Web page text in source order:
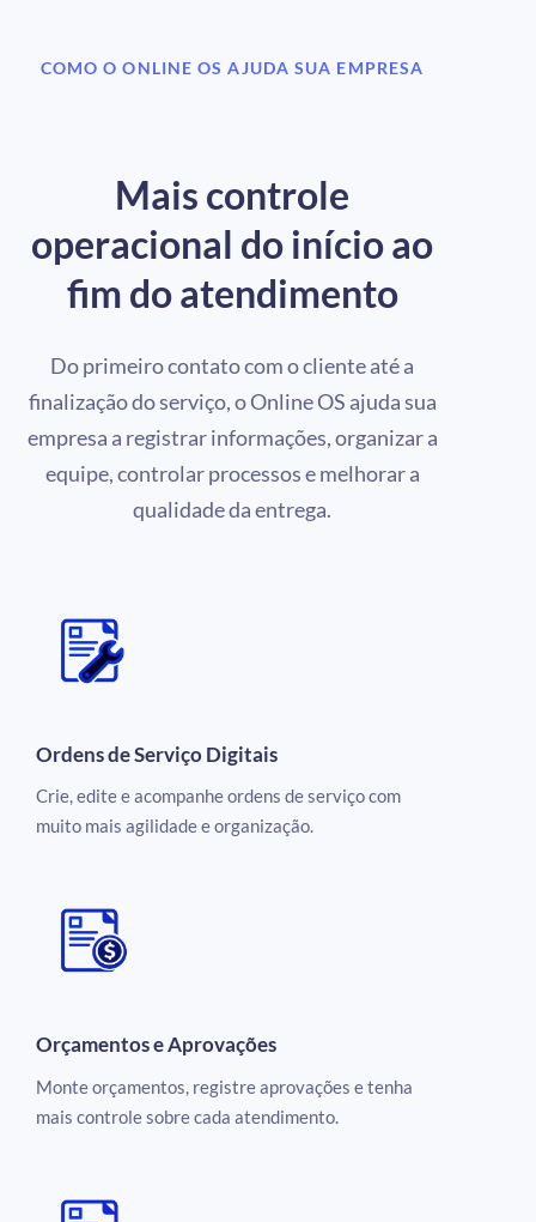
COMO O ONLINE OS AJUDA SUA EMPRESA
Mais controle
operacional do início ao
fim do atendimento
Do primeiro contato com o cliente até a
finalização do serviço, o Online OS ajuda sua
empresa a registrar informações, organizar a
equipe, controlar processos e melhorar a
qualidade da entrega.
Ordens de Serviço Digitais
Crie, edite e acompanhe ordens de serviço com
muito mais agilidade e organização.
Orçamentos e Aprovações
Monte orçamentos, registre aprovações e tenha
mais controle sobre cada atendimento.